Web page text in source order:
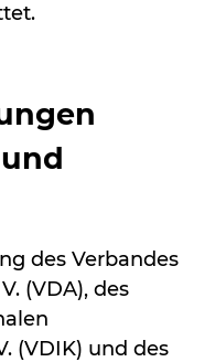
des Verbandes
(VDA), des
(VDIK) und des